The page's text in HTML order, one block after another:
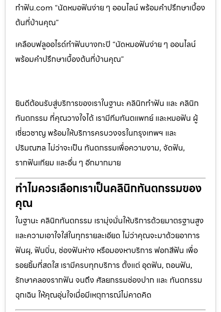
ทำฟัน.com “นัดหมอฟันง่าย ๆ ออนไลน์ พร้อมคำปรึกษาเบื้อง
ต้นที่บ้านคุณ”
เคลือบฟลูออไรด์ทำฟันบางกะปิ “นัดหมอฟันง่าย ๆ ออนไลน์
พร้อมคำปรึกษาเบื้องต้นที่บ้านคุณ”
ยินดีต้อนรับสู่บริการของเราในฐานะ คลินิกทำฟัน และ คลินิก
ทันตกรรม ที่คุณวางใจได้ เรามีทีมทันตแพทย์ และหมอฟัน ผู้
เชี่ยวชาญ พร้อมให้บริการครบวงจรในกรุงเทพฯ และ
ปริมณฑล ไม่ว่าจะเป็น ทันตกรรมเพื่อความงาม, จัดฟัน,
รากฟันเทียม และอื่น ๆ อีกมากมาย
ทำไมควรเลือกเราเป็นคลินิกทันตกรรมของ
คุณ
ในฐานะ คลินิกทันตกรรม เรามุ่งมั่นให้บริการด้วยมาตรฐานสูง
และความเอาใจใส่ในทุกรายละเอียด ไม่ว่าคุณจะมาด้วยอาการ
ฟันผุ, ฟันบิ่น, ช่องฟันห่าง หรือมองหาบริการ ฟอกสีฟัน เพื่อ
รอยยิ้มที่สดใส เรามีครบทุกบริการ ตั้งแต่ อุดฟัน, ถอนฟัน,
รักษาคลองรากฟัน จนถึง ศัลยกรรมช่องปาก และ ทันตกรรม
ฉุกเฉิน ให้คุณอุ่นใจเมื่อมีเหตุการณ์ไม่คาดคิด